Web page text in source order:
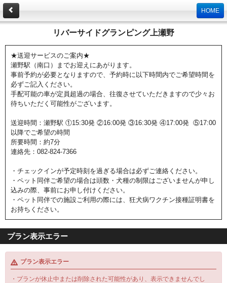
HOME
リバーサイドグランピング上瀬野
★送迎サービスのご案内★
瀬野駅（南口）までお迎えにあがります。
事前予約が必要となりますので、予約時に以下時間内でご希望時間を
必ずご記入ください。
手配可能の車が定員超過の場合、往復させていただきますので少々お
待ちいただく可能性がございます。
送迎時間：瀬野駅 ①15:30発 ②16:00発 ③16:30発 ④17:00発 ⑤17:00
以降でご希望の時間
所要時間：約7分
連絡先：082-824-7366
・チェックインが予定時刻を過ぎる場合は必ずご連絡ください。
・ペット同伴ご希望の場合は頭数・犬種の制限はございませんが申し
込みの際、事前にお申し付けください。
・ペット同伴での施設ご利用の際には、狂犬病ワクチン接種証明書を
お持ちください。
プラン表示エラー
プラン表示エラー
・プランが休止中または削除された可能性があり、表示できませんでし